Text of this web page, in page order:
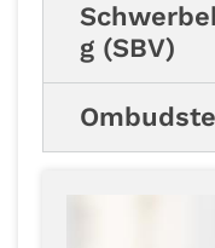
g (SBV)